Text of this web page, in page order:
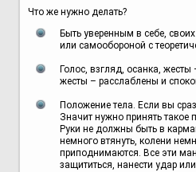
Что же нужно делать?
Быть уверенным в себе,
или самообороной с
Голос, взгляд, осанка,
жесты – расслаблены и
Положение тела. Если вы
Значит нужно принять такое
Руки не должны быть в
немного втянуть, колени
приподнимаются. Все эти
защититься, нанести удар